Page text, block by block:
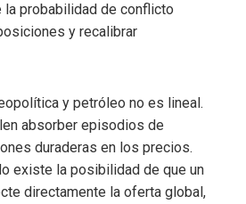
la probabilidad de conflicto
y recalibrar
y petróleo no es lineal.
absorber episodios de
duraderas en los precios.
existe la posibilidad de que un
directamente la oferta global,